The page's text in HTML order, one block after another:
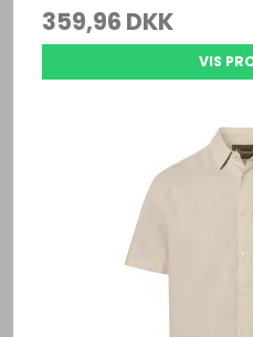
359,96 DKK
VIS